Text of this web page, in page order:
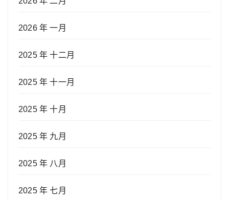
2026 年 一月
2025 年 十二月
2025 年 十一月
2025 年 十月
2025 年 九月
2025 年 八月
2025 年 七月